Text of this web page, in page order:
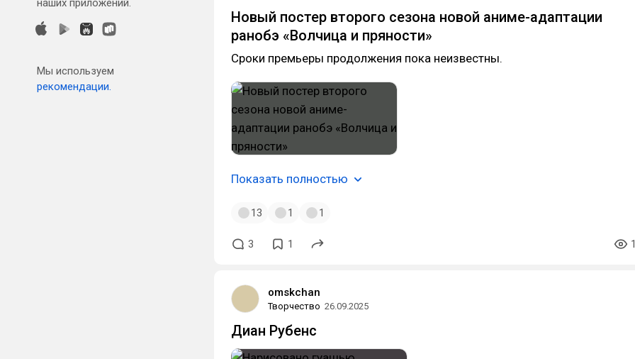
наших приложений.
Мы используем
рекомендации.
Новый постер второго сезона новой аниме-адаптации
ранобэ «Волчица и пряности»
Сроки премьеры продолжения пока неизвестны.
Показать полностью
13 1 1
3 1
omskchan
Творчество 26.09.2025
Диан Рубенс